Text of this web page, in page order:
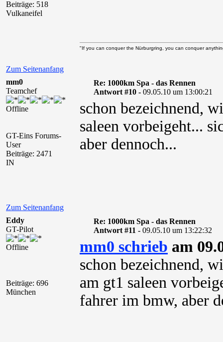
Beiträge: 518
Vulkaneifel
Zum Seitenanfang
"If you can conquer the Nürburgring, you can conquer
mm0
Teamchef
Offline
GT-Eins Forums-
User
Beiträge: 2471
IN
Re: 1000km Spa - das Rennen
Antwort #10 - 09.05.10 um 13:00:21
schon bezeichnend,
saleen vorbeigeht...
aber dennoch...
Zum Seitenanfang
Eddy
GT-Pilot
Offline
Beiträge: 696
München
Re: 1000km Spa - das Rennen
Antwort #11 - 09.05.10 um 13:22:32
mm0 schrieb am
schon bezeichnend,
am gt1 saleen
fahrer im bmw, aber